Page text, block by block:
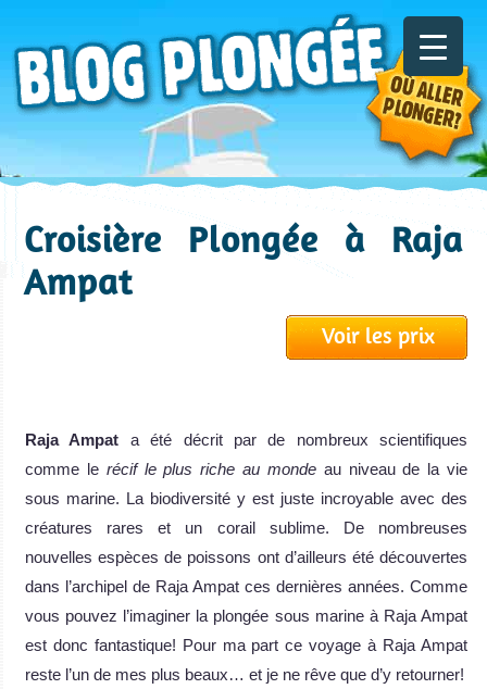
Croisière Plongée à Raja
Ampat
Voir les prix
Raja Ampat a été décrit par de nombreux scientifiques
comme le récif le plus riche au mondeau niveau de la vie
sous marine. La biodiversité y est juste incroyable avec des
créatures rares et un corail sublime. De nombreuses
nouvelles espèces de poissons ont d’ailleurs été découvertes
dans l’archipel de Raja Ampat ces dernières années. Comme
vous pouvez l’imaginer la plongée sous marine à Raja Ampat
est donc fantastique! Pour ma part ce voyage à Raja Ampat
reste l’un de mes plus beaux… et je ne rêve que d’y retourner!